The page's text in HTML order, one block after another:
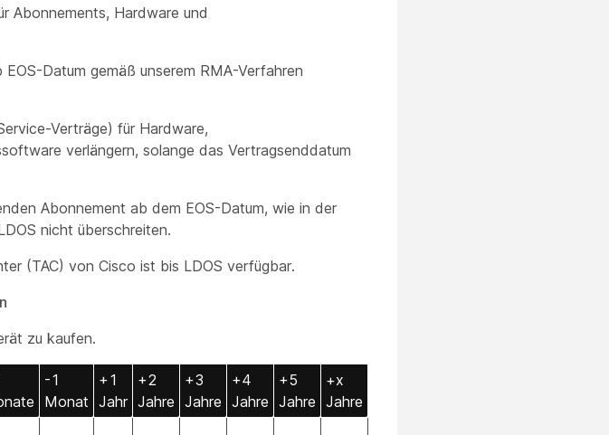
Abonnements, Hardware und
Datum gemäß unserem RMA-Verfahren
Verträge) für Hardware,
verlängern, solange das Vertragsenddatum
Abonnement ab dem EOS-Datum, wie in der
nicht überschreiten.
(TAC) von Cisco ist bis LDOS verfügbar.
zu kaufen.
-1
Monat
+1
Jahr
+2
Jahre
+3
Jahre
+4
Jahre
+5
Jahre
+x
Jahre